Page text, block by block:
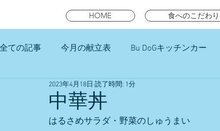
HOME 食へのこだわり
全ての記事 今月の献立表 Bu DoGキッチンカー
未就園児スマイルキッズランチ
中華丼
2023年4月18日 読了時間: 1分
はるさめサラダ・野菜のしゅうまい